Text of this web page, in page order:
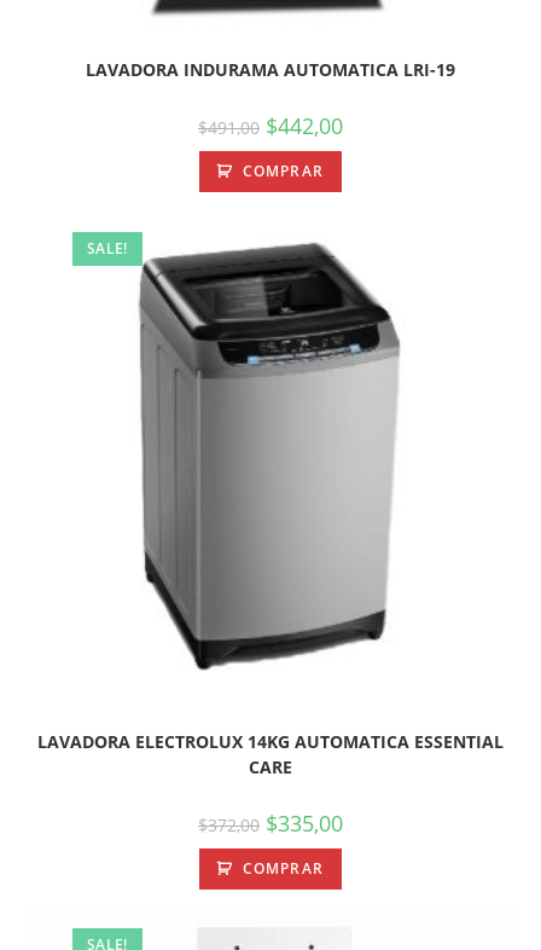
LAVADORA INDURAMA AUTOMATICA LRI-19
$491,00 $442,00
COMPRAR
SALE!
LAVADORA ELECTROLUX 14KG AUTOMATICA ESSENTIAL
CARE
$372,00 $335,00
COMPRAR
SALE!